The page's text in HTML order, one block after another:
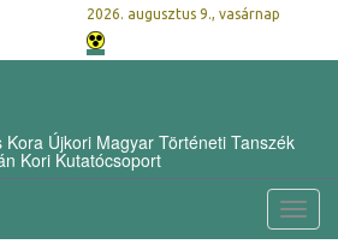
2026. augusztus 9., vasárnap
Újkori Magyar Történeti Tanszék
Kori Kutatócsoport